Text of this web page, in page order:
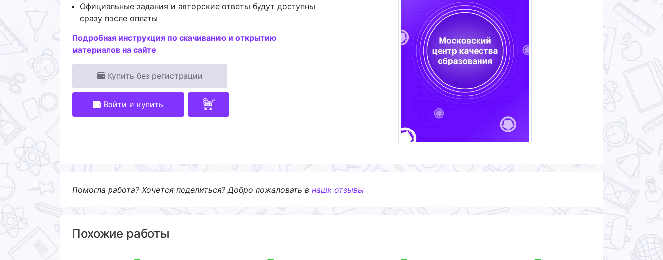
Официальные задания и авторские ответы будут доступны
сразу после оплаты
Подробная инструкция по скачиванию и открытию
материалов на сайте
Купить без регистрации
Войти и купить
Помогла работа? Хочется поделиться? Добро пожаловать в наши отзывы
Похожие работы